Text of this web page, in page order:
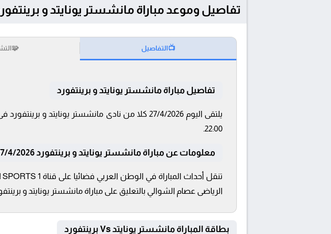
تفاصيل وموعد مباراة مانشستر يونايتد و برينتفورد بتاريخ 27/4/2026 في
📺التفاصيل 🧩
تفاصيل مباراة مانشستر يونايتد و برينتفورد
22:00.
معلومات عن مباراة مانشستر يونايتد و برينتفورد 27/4/2026
الرياضى عصام الشوالي بالتعليق على مباراة مانشستر يونايتد و
بطاقة المباراة مانشستر يونايتد Vs برينتفورد